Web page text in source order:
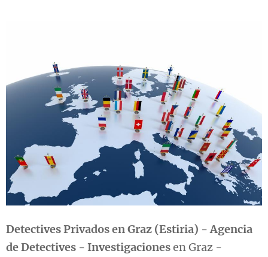
Detectives Privados en Graz (Estiria) - Agencia
de Detectives - Investigacionesen Graz -